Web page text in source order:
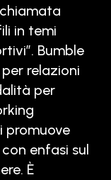
in temi
Bumble
relazioni
per
promuove
enfasi sul
È